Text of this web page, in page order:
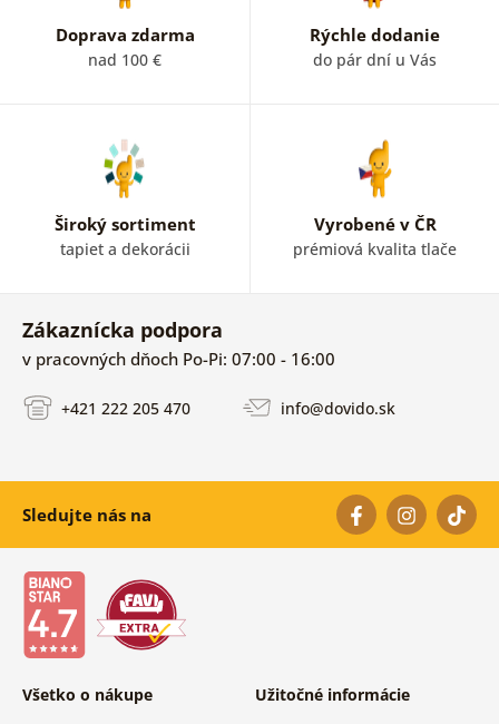
Doprava zdarma
nad 100 €
Rýchle dodanie
do pár dní u Vás
Široký sortiment
tapiet a dekorácii
Vyrobené v ČR
prémiová kvalita tlače
Zákaznícka podpora
v pracovných dňoch Po-Pi: 07:00 - 16:00
+421 222 205 470 info@dovido.sk
Sledujte nás na
Všetko o nákupe Užitočné informácie